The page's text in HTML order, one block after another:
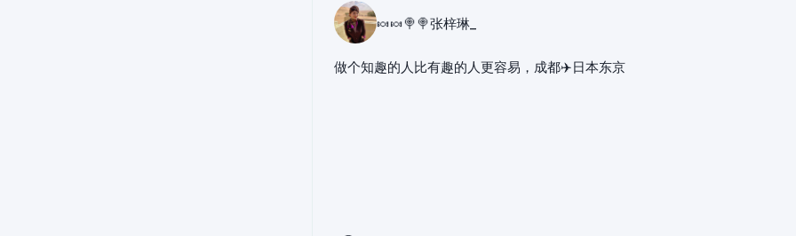
🍬🍬🍭🍭张梓琳_
做个知趣的人比有趣的人更容易，成都✈️日本东京